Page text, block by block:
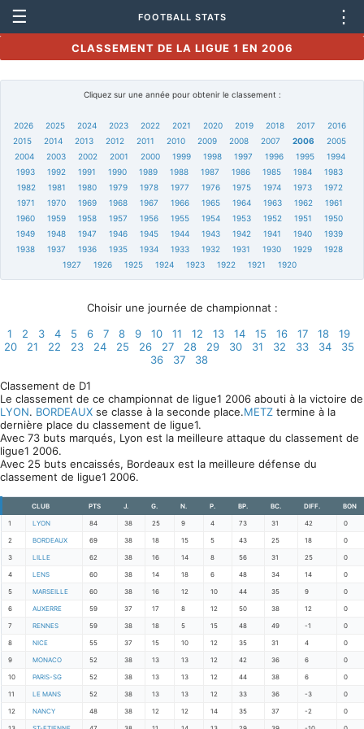
☰ FOOTBALL STATS ⋮
CLASSEMENT DE LA LIGUE 1 EN 2006
Cliquez sur une année pour obtenir le classement :
2026 2025 2024 2023 2022 2021 2020 2019 2018 2017
2016
2015
2014 2013 2012 2011 2010 2009 2008 2007 2006
2005
2004
2003 2002 2001 2000 1999 1998 1997 1996 1995
1994
1993
1992 1991 1990 1989 1988 1987 1986 1985 1984
1983
1982
1981 1980 1979 1978 1977 1976 1975 1974 1973
1972
1971
1970 1969 1968 1967 1966 1965 1964 1963 1962
1961
1960
1959 1958 1957 1956 1955 1954 1953 1952 1951
1950
1949
1948 1947 1946 1945 1944 1943 1942 1941 1940
1939
1938
1937 1936 1935 1934 1933 1932 1931 1930 1929
1928
1927
1926 1925 1924 1923 1922 1921 1920
Choisir une journée de championnat :
1
2 3 4 5 6 7 8 9 10 11 12 13 14 15 16 17 18
19
20
21 22 23 24 25 26 27 28 29 30 31 32 33 34
35
36
37
38
Classement de D1
Le classement de ce championnat de ligue1 2006 abouti à la victoire de
LYON. BORDEAUX se classe à la seconde place.METZ termine à la
dernière place du classement de ligue1.
Avec 73 buts marqués, Lyon est la meilleure attaque du classement de
ligue1 2006.
Avec 25 buts encaissés, Bordeaux est la meilleure défense du
classement de ligue1 2006.
CLUB PTS J. G. N. P. BP. BC. DIFF. BON
1 LYON 84 38 25 9 4 73 31 42 0
2 BORDEAUX 69 38 18 15 5 43 25 18 0
3 LILLE 62 38 16 14 8 56 31 25 0
4 LENS 60 38 14 18 6 48 34 14 0
5 MARSEILLE 60 38 16 12 10 44 35 9 0
6 AUXERRE 59 37 17 8 12 50 38 12 0
7 RENNES 59 38 18 5 15 48 49 -1 0
8 NICE 55 37 15 10 12 35 31 4 0
9 MONACO 52 38 13 13 12 42 36 6 0
10 PARIS-SG 52 38 13 13 12 44 38 6 0
11 LE MANS 52 38 13 13 12 33 36 -3 0
12 NANCY 48 38 12 12 14 35 37 -2 0